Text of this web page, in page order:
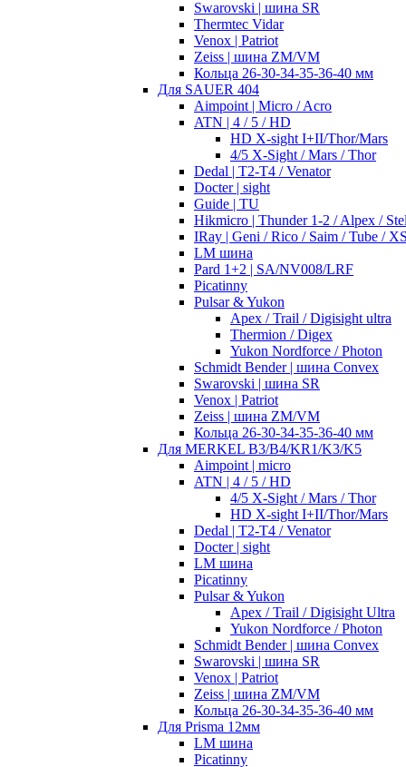
Swarovski | шина SR
Thermtec Vidar
Venox | Patriot
Zeiss | шина ZM/VM
Кольца 26-30-34-35-36-40 мм
Для SAUER 404
Aimpoint | Micro / Acro
ATN | 4 / 5 / HD
HD X-sight I+II/Thor/Mars
4/5 X-Sight / Mars / Thor
Dedal | T2-T4 / Venator
Docter | sight
Guide | TU
Hikmicro | Thunder 1-2 / Alpex /
IRay | Geni / Rico / Saim / Tube /
LM шина
Pard 1+2 | SA/NV008/LRF
Picatinny
Pulsar & Yukon
Apex / Trail / Digisight ultra
Thermion / Digex
Yukon Nordforce / Photon
Schmidt Bender | шина Convex
Swarovski | шина SR
Venox | Patriot
Zeiss | шина ZM/VM
Кольца 26-30-34-35-36-40 мм
Для MERKEL B3/B4/KR1/K3/K5
Aimpoint | micro
ATN | 4 / 5 / HD
4/5 X-Sight / Mars / Thor
HD X-sight I+II/Thor/Mars
Dedal | T2-T4 / Venator
Docter | sight
LM шина
Picatinny
Pulsar & Yukon
Apex / Trail / Digisight Ultra
Yukon Nordforce / Photon
Schmidt Bender | шина Convex
Swarovski | шина SR
Venox | Patriot
Zeiss | шина ZM/VM
Кольца 26-30-34-35-36-40 мм
Для Prisma 12мм
LM шина
Picatinny